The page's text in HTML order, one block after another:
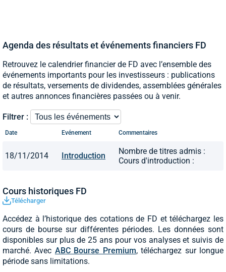
Agenda des résultats et événements financiers FD
Retrouvez le calendrier financier de FD avec l’ensemble des
événements importants pour les investisseurs : publications
de résultats, versements de dividendes, assemblées générales
et autres annonces financières passées ou à venir.
Filtrer :
Date Evénement Commentaires
18/11/2014 Introduction
Nombre de titres admis :
Cours d'introduction :
Cours historiques FD
Télécharger
Accédez à l’historique des cotations de FD et téléchargez les
cours de bourse sur différentes périodes. Les données sont
disponibles sur plus de 25 ans pour vos analyses et suivis de
marché. Avec ABC Bourse Premium, téléchargez sur longue
période sans limitations.